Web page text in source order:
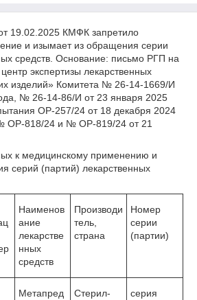
19.02.2025 КМФК запретило
и изымает из обращения серии
средств. Основание: письмо РГП на
экспертизы лекарственных
изделий» Комитета № 26-14-1669/И
№ 26-14-86/И от 23 января 2025
OP-257/24 от 18 декабря 2024
818/24 и № OP-819/24 от 21
к медицинскому применению и
серий (партий) лекарственных
Наименов
ание
лекарстве
нных
средств
Производи
тель,
страна
Номер
серии
(партии)
Метапред
Стерил-
серия